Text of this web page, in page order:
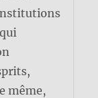
même,